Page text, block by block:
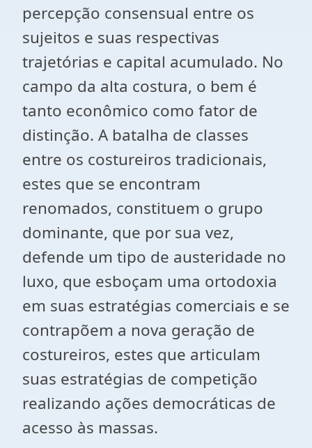
percepção consensual entre os
sujeitos e suas respectivas
trajetórias e capital acumulado. No
campo da alta costura, o bem é
tanto econômico como fator de
distinção. A batalha de classes
entre os costureiros tradicionais,
estes que se encontram
renomados, constituem o grupo
dominante, que por sua vez,
defende um tipo de austeridade no
luxo, que esboçam uma ortodoxia
em suas estratégias comerciais e se
contrapõem a nova geração de
costureiros, estes que articulam
suas estratégias de competição
realizando ações democráticas de
acesso às massas.